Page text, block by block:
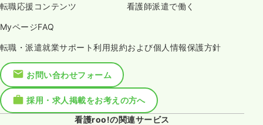
転職応援コンテンツ 看護師派遣で働く
MyページFAQ
転職・派遣就業サポート利用規約および個人情報保護方針
お問い合わせフォーム
採用・求人掲載をお考えの方へ
看護roo!の関連サービス